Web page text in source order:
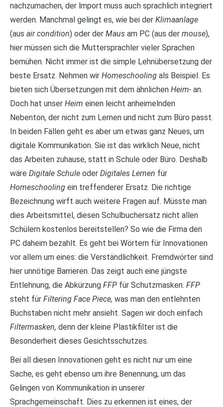
nachzumachen, der lmport muss auch sprachlich integriert
werden. Manchmal gelingt es, wie bei der Klimaanlage
(aus air condition) oder der Maus am PC (aus der mouse),
hier müssen sich die Muttersprachler vieler Sprachen
bemühen. Nicht immer ist die simple Lehnübersetzung der
beste Ersatz. Nehmen wir Homeschooling als Beispiel. Es
bieten sich Übersetzungen mit dem ähnlichen Heim- an.
Doch hat unser Heim einen leicht anheimelnden
Nebenton, der nicht zum Lernen und nicht zum Büro passt.
In beiden Fällen geht es aber um etwas ganz Neues, um
digitale Kommunikation. Sie ist das wirklich Neue, nicht
das Arbeiten zuhause, statt in Schule oder Büro. Deshalb
wäre Digitale Schule oder Digitales Lernen für
Homeschooling ein treffenderer Ersatz. Die richtige
Bezeichnung wirft auch weitere Fragen auf. Müsste man
dies Arbeitsmittel, diesen Schulbuchersatz nicht allen
Schülern kostenlos bereitstellen? So wie die Firma den
PC daheim bezahlt. Es geht bei Wörtern für Innovationen
vor allem um eines: die Verständlichkeit. Fremdwörter sind
hier unnötige Barrieren. Das zeigt auch eine jüngste
Entlehnung, die Abkürzung FFP für Schutzmasken. FFP
steht für Filtering Face Piece, was man den entlehnten
Buchstaben nicht mehr ansieht. Sagen wir doch einfach
Filtermasken, denn der kleine Plastikfilter ist die
Besonderheit dieses Gesichtsschutzes.
Bei all diesen Innovationen geht es nicht nur um eine
Sache, es geht ebenso um ihre Benennung, um das
Gelingen von Kommunikation in unserer
Sprachgemeinschaft. Dies zu erkennen ist eines, der